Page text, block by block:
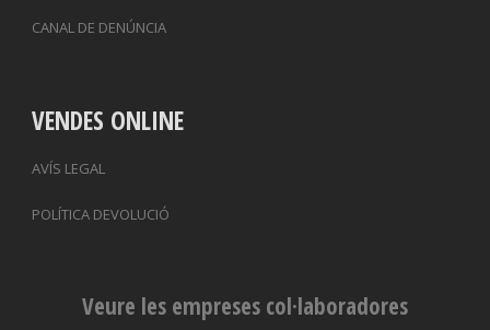
CANAL DE DENÚNCIA
VENDES ONLINE
AVÍS LEGAL
POLÍTICA DEVOLUCIÓ
Veure les empreses col·laboradores